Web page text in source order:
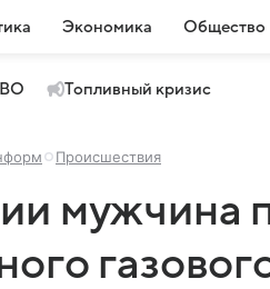
Экономика Общество
Топливный кризис
Происшествия
мужчина